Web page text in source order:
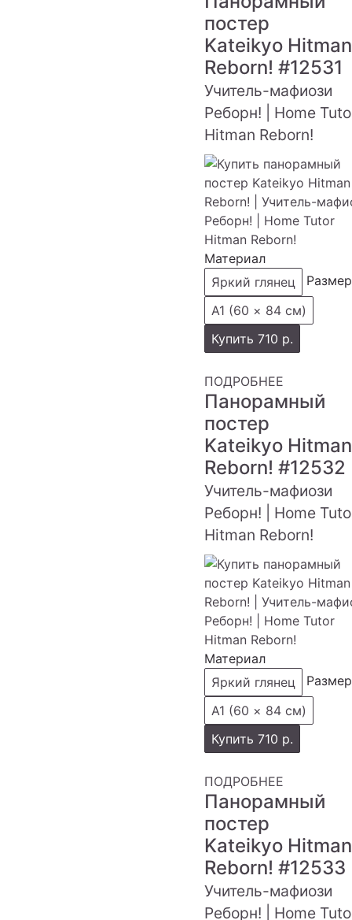
постер
Kateikyo Hitman
Reborn! #12531
Учитель-мафиози
Реборн! | Home
Hitman Reborn!
Материал
Яркий глянец
Размер
А1 (60 × 84 см)
Купить 710 р.
ПОДРОБНЕЕ
Панорамный
постер
Kateikyo Hitman
Reborn! #12532
Учитель-мафиози
Реборн! | Home
Hitman Reborn!
Материал
Яркий глянец
Размер
А1 (60 × 84 см)
Купить 710 р.
ПОДРОБНЕЕ
Панорамный
постер
Kateikyo Hitman
Reborn! #12533
Учитель-мафиози
Реборн! | Home